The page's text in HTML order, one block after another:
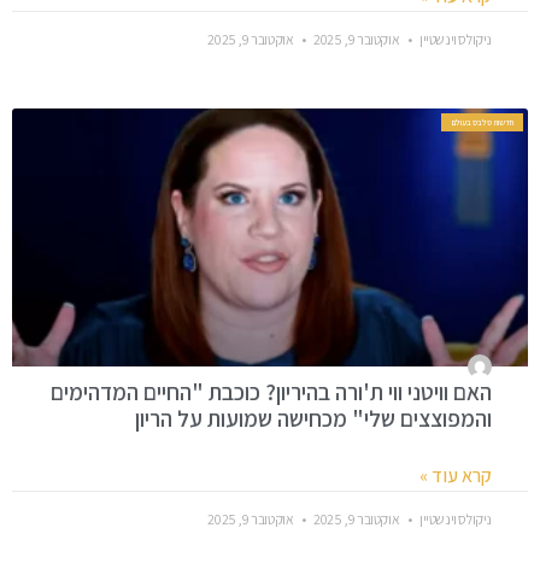
ניקולס וינשטיין אוקטובר 9, 2025 אוקטובר 9, 2025
חדשות סלבס בעולם
האם וויטני ווי ת'ורה בהיריון? כוכבת "החיים המדהימים
והמפוצצים שלי" מכחישה שמועות על הריון
קרא עוד »
ניקולס וינשטיין אוקטובר 9, 2025 אוקטובר 9, 2025